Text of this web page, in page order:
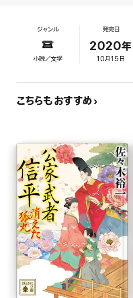
して生まれながらも、幕
50石取り。それでも出家
市中を歩き回れることを
れながらも、庶民とも気軽
大幅加筆。第1話の15歳か
ジャンル
小説／文学
発売日
2020年
10月15日
こちらもおすすめ